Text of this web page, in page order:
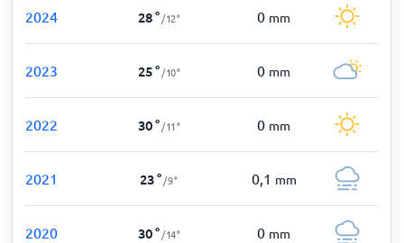
2024 28° /12° 0 mm
2023 25° /10° 0 mm
2022 30° /11° 0 mm
2021 23° /9° 0,1 mm
2020 30° /14° 0 mm